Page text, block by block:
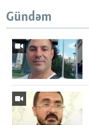
Gündəm